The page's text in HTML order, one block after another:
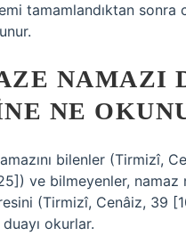
tamamlandıktan sonra
NAMAZI
NE
bilenler (Tirmizî,
ve bilmeyenler, namaz
(Tirmizî, Cenâiz, 39
okurlar.